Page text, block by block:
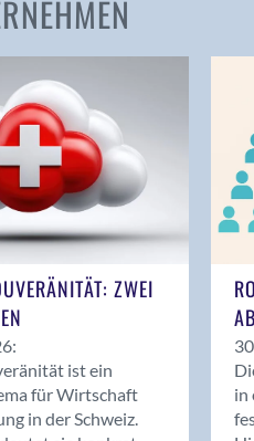
Andelfingen
Balsthal
Balzers
Bassersdorf
Benken (SG)
ZWEI
ist ein
für Wirtschaft
in der Schweiz.
in